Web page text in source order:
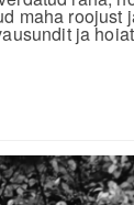
maha roojust
ja